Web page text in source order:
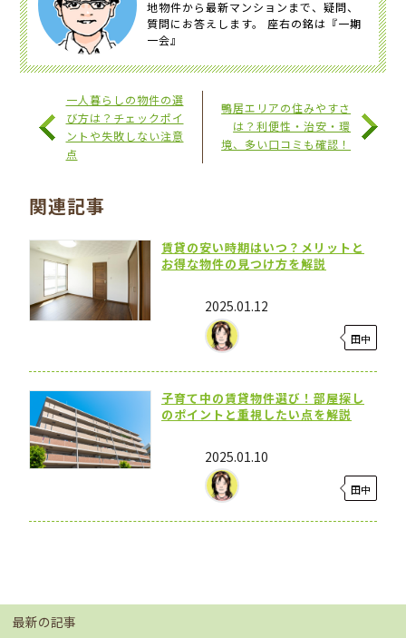
地物件から最新マンションまで、疑問、
質問にお答えします。 座右の銘は『一期
一会』
一人暮らしの物件の選
び方は？チェックポイ
ントや失敗しない注意
点
鴨居エリアの住みやすさ
は？利便性・治安・環
境、多い口コミも確認！
関連記事
賃貸の安い時期はいつ？メリットと
お得な物件の見つけ方を解説
2025.01.12
田中
子育て中の賃貸物件選び！部屋探し
のポイントと重視したい点を解説
2025.01.10
田中
最新の記事